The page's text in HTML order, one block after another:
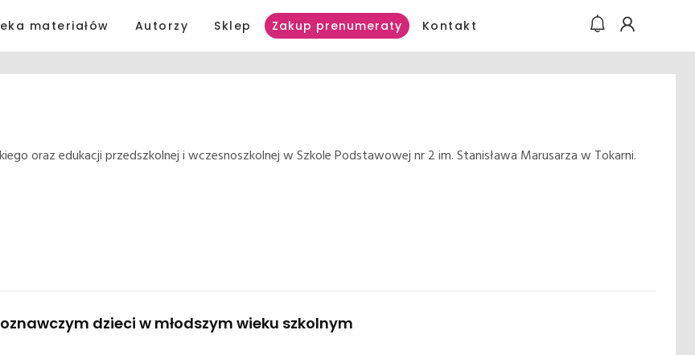
materiałów Autorzy Sklep Zakup prenumeraty Kontakt
oraz edukacji przedszkolnej i wczesnoszkolnej w Szkole Podstawowej nr 2 im. Stanisława Marusarza w Tokarni.
dzieci w młodszym wieku szkolnym